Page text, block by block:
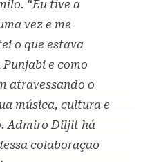
“Eu tive a
vez e me
o que estava
e como
atravessando o
música, cultura e
Admiro Diljit há
colaboração